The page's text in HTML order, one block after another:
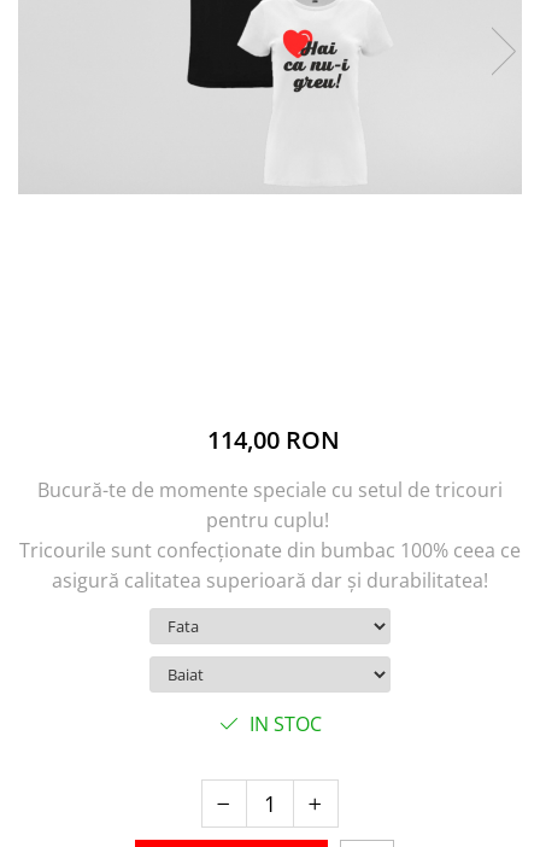
114,00 RON
Bucură-te de momente speciale cu setul de tricouri
pentru cuplu!
Tricourile sunt confecționate din bumbac 100% ceea ce
asigură calitatea superioară dar și durabilitatea!
IN STOC